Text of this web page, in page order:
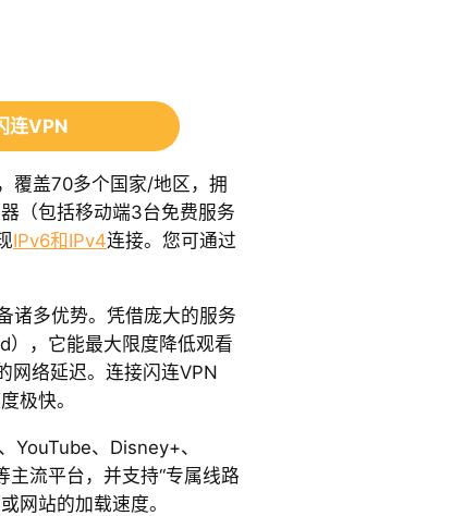
连VPN
覆盖70多个国家/地区，拥
（包括移动端3台免费服务
IPv6和IPv4连接。您可通过
诸多优势。凭借庞大的服务
），它能最大限度降低观看
网络延迟。连接闪连VPN
极快。
YouTube、Disney+、
流平台，并支持“专属线路
网站的加载速度。